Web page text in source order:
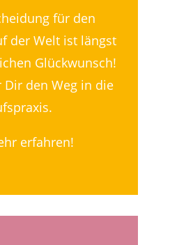
für den
der Welt ist längst
Glückwunsch!
Dir den Weg in die
erfahren!